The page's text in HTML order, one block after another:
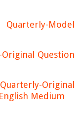
Model
Question
Original
Medium